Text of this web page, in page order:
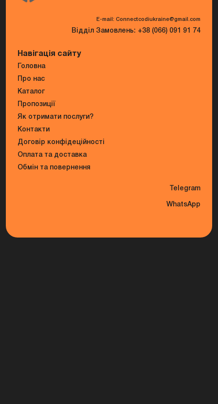
E-mail: Connectcodiukraine@gmail.com
Відділ Замовлень: +38 (066) 091 91 74
Навігація сайту
Головна
Про нас
Каталог
Пропозиції
Як отримати послуги?
Контакти
Договір конфідеційності
Оплата та доставка
Обмін та повернення
Telegram
WhatsApp